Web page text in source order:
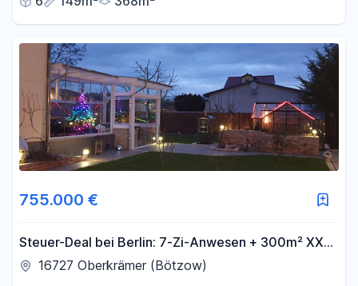
755.000 €
Steuer-Deal bei Berlin: 7-Zi-Anwesen + 300m² XXL-
Nutzfläche & nur 600€ Nebenkosten!
16727 Oberkrämer (Bötzow)